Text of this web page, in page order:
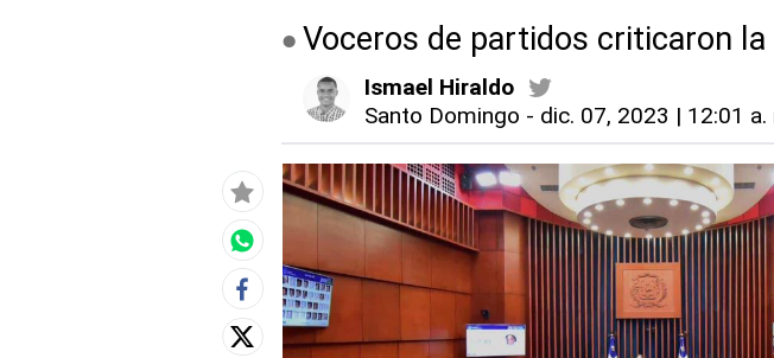
Voceros de partidos criticaron
Ismael Hiraldo
Santo Domingo - dic. 07, 2023 | 12:01 a.